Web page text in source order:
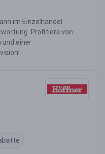
im Einzelhandel
Profitiere von
einer